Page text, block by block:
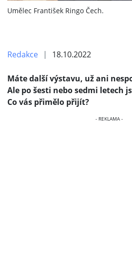
Umělec František Ringo Čech.
Redakce 18.10.2022
Máte další výstavu, už ani
Ale po šesti nebo sedmi letech
Co vás přimělo přijít?